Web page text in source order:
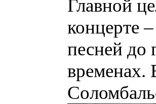
Главной
концерте
песней до
временах.